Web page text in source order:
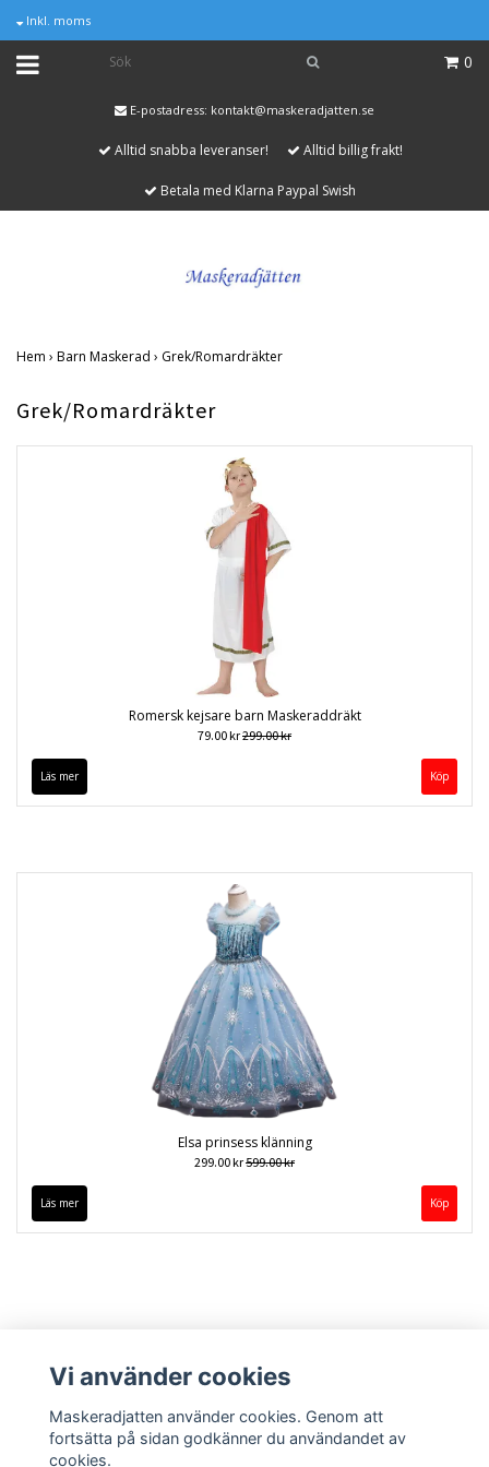
Inkl. moms
0
E-postadress: kontakt@maskeradjatten.se
Alltid snabba leveranser! Alltid billig frakt!
Betala med Klarna Paypal Swish
Hem › Barn Maskerad › Grek/Romardräkter
Grek/Romardräkter
Romersk kejsare barn Maskeraddräkt
79.00 kr299.00 kr
Läs mer
Elsa prinsess klänning
299.00 kr599.00 kr
Läs mer Köp
Vi använder cookies
Maskeradjatten använder cookies. Genom att
fortsätta på sidan godkänner du användandet av
cookies.